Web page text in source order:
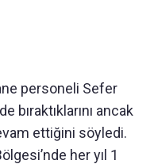
personeli Sefer
bıraktıklarını ancak
ettiğini söyledi.
her yıl 1